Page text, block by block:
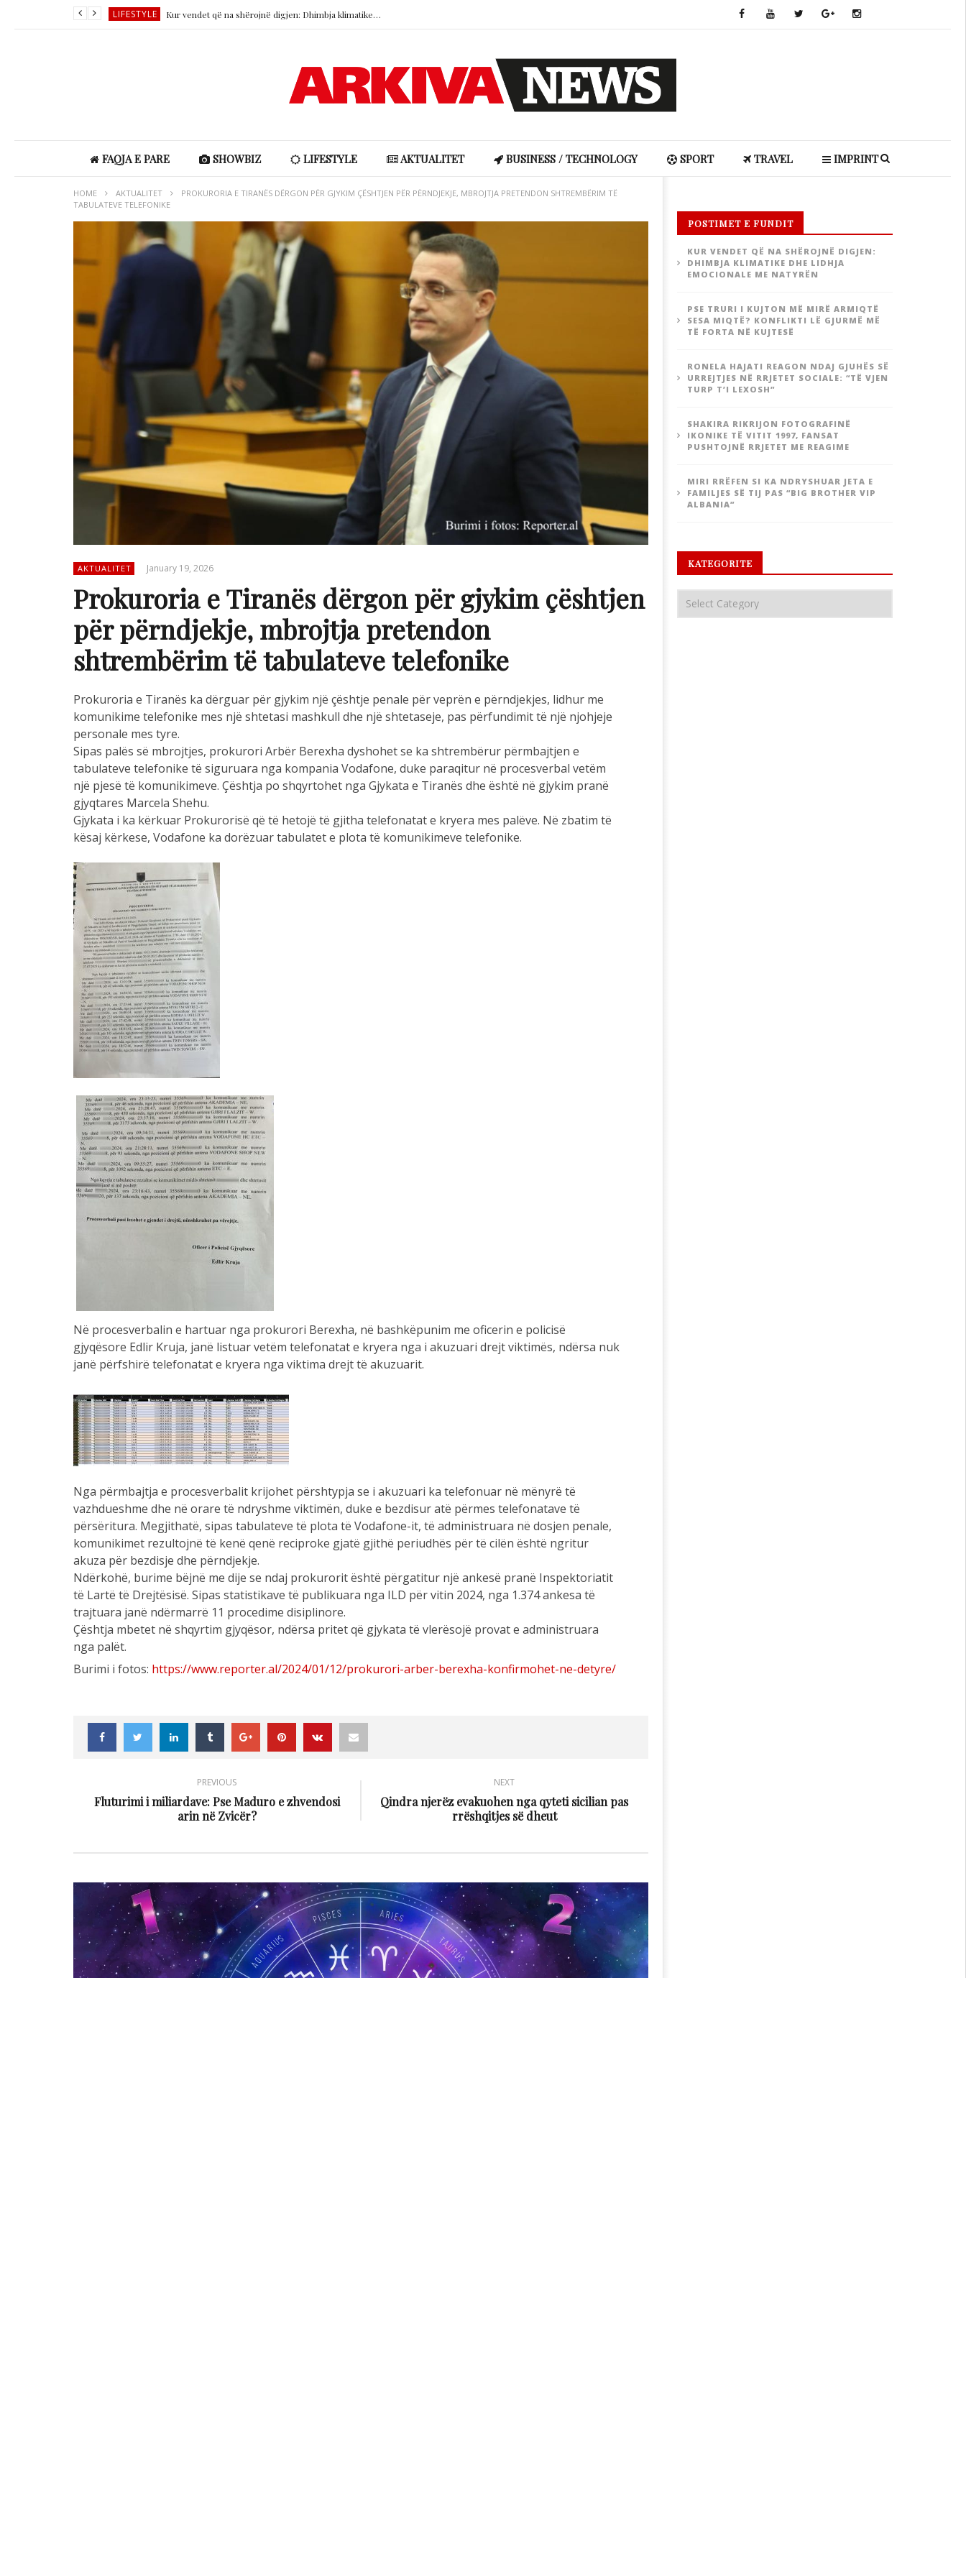
LIFESTYLE Kur vendet që na shërojnë digjen: Dhimbja klimatike dhe lidhja emocionale me natyrën
Ronela Hajati reagon ndaj gjuhës së urrejtjes në rrjetet sociale: “Të vjen turp t’i lexosh”
LIFESTYLE Kur vendet që na shërojnë digjen: Dhimbja klimatike dhe lidhja emocionale me natyrën
FAQJA E PARE SHOWBIZ LIFESTYLE AKTUALITET BUSINESS / TECHNOLOGY SPORT TRAVEL IMPRINT
HOME AKTUALITET
PROKURORIA E TIRANËS DËRGON PËR GJYKIM ÇËSHTJEN PËR PËRNDJEKJE, MBROJTJA PRETENDON SHTREMBËRIM TË
TABULATEVE TELEFONIKE
AKTUALITET January 19, 2026
Prokuroria e Tiranës dërgon për gjykim çështjen
për përndjekje, mbrojtja pretendon
shtrembërim të tabulateve telefonike
Prokuroria e Tiranës ka dërguar për gjykim një çështje penale për veprën e përndjekjes, lidhur me
komunikime telefonike mes një shtetasi mashkull dhe një shtetaseje, pas përfundimit të një njohjeje
personale mes tyre.
Sipas palës së mbrojtjes, prokurori Arbër Berexha dyshohet se ka shtrembërur përmbajtjen e
tabulateve telefonike të siguruara nga kompania Vodafone, duke paraqitur në procesverbal vetëm
një pjesë të komunikimeve. Çështja po shqyrtohet nga Gjykata e Tiranës dhe është në gjykim pranë
gjyqtares Marcela Shehu.
Gjykata i ka kërkuar Prokurorisë që të hetojë të gjitha telefonatat e kryera mes palëve. Në zbatim të
kësaj kërkese, Vodafone ka dorëzuar tabulatet e plota të komunikimeve telefonike.
Në procesverbalin e hartuar nga prokurori Berexha, në bashkëpunim me oficerin e policisë
gjyqësore Edlir Kruja, janë listuar vetëm telefonatat e kryera nga i akuzuari drejt viktimës, ndërsa nuk
janë përfshirë telefonatat e kryera nga viktima drejt të akuzuarit.
Nga përmbajtja e procesverbalit krijohet përshtypja se i akuzuari ka telefonuar në mënyrë të
vazhdueshme dhe në orare të ndryshme viktimën, duke e bezdisur atë përmes telefonatave të
përsëritura. Megjithatë, sipas tabulateve të plota të Vodafone-it, të administruara në dosjen penale,
komunikimet rezultojnë të kenë qenë reciproke gjatë gjithë periudhës për të cilën është ngritur
akuza për bezdisje dhe përndjekje.
Ndërkohë, burime bëjnë me dije se ndaj prokurorit është përgatitur një ankesë pranë Inspektoriatit
të Lartë të Drejtësisë. Sipas statistikave të publikuara nga ILD për vitin 2024, nga 1.374 ankesa të
trajtuara janë ndërmarrë 11 procedime disiplinore.
Çështja mbetet në shqyrtim gjyqësor, ndërsa pritet që gjykata të vlerësojë provat e administruara
nga palët.
Burimi i fotos: https://www.reporter.al/2024/01/12/prokurori-arber-berexha-konfirmohet-ne-detyre/
PREVIOUS
Fluturimi i miliardave: Pse Maduro e zhvendosi
arin në Zvicër?
NEXT
Qindra njerëz evakuohen nga qyteti sicilian pas
rrëshqitjes së dheut
POSTIMET E FUNDIT
KUR VENDET QË NA SHËROJNË DIGJEN:
DHIMBJA KLIMATIKE DHE LIDHJA
EMOCIONALE ME NATYRËN
PSE TRURI I KUJTON MË MIRË ARMIQTË
SESA MIQTË? KONFLIKTI LË GJURMË MË
TË FORTA NË KUJTESË
RONELA HAJATI REAGON NDAJ GJUHËS SË
URREJTJES NË RRJETET SOCIALE: “TË VJEN
TURP T’I LEXOSH”
SHAKIRA RIKRIJON FOTOGRAFINË
IKONIKE TË VITIT 1997, FANSAT
PUSHTOJNË RRJETET ME REAGIME
MIRI RRËFEN SI KA NDRYSHUAR JETA E
FAMILJES SË TIJ PAS “BIG BROTHER VIP
ALBANIA”
KATEGORITE